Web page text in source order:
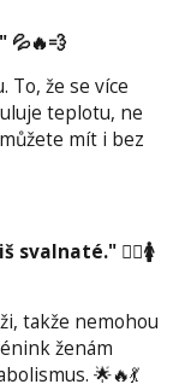
že se více
teplotu, ne
mít i bez
svalnaté." 🏋️‍♀️🚺
takže nemohou
ženám
🌟🔥💃